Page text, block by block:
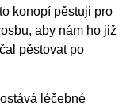
konopí pěstuji pro
aby nám ho již
pěstovat po
léčebné